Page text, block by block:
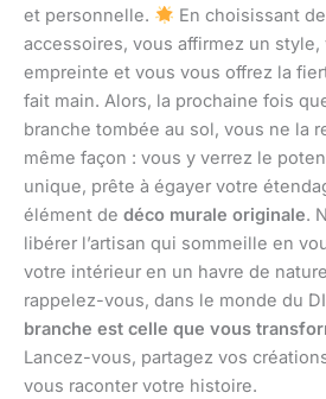
et personnelle.
En choisissant
accessoires, vous affirmez un
empreinte et vous vous offrez la
fait main. Alors, la prochaine fois
branche tombée au sol, vous ne la
même façon : vous y verrez le
unique, prête à égayer votre
élément de déco murale originale.
libérer l’artisan qui sommeille en
votre intérieur en un havre de
rappelez-vous, dans le monde du
branche est celle que vous
Lancez-vous, partagez vos
vous raconter votre histoire.